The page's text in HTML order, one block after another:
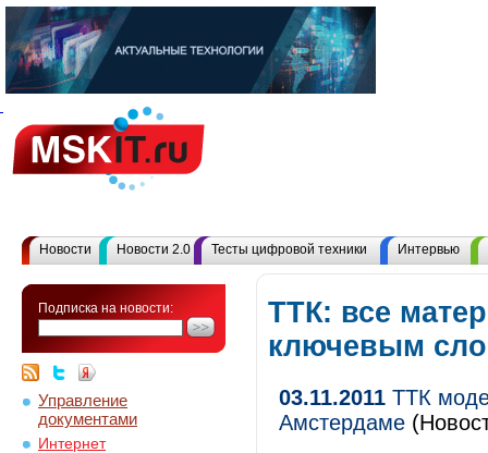
Новости Новости 2.0 Тесты цифровой техники Интервью
Подписка на новости:
Управление
документами
Интернет
ТТК: все
ключевым
03.11.2011 ТТК
Амстердаме